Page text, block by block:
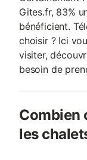
Gites.fr, 83%
bénéficient.
choisir ? Ici
visiter,
besoin de
Combien
les